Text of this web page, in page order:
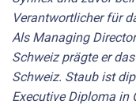
Verantwortlicher für
Als Managing
Schweiz prägte er
Schweiz. Staub ist
Executive Diploma in